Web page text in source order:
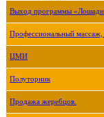
Выход программы «Лошади
Профессиональный массаж,
ЦМИ
Полуторник
Продажа жеребцов.